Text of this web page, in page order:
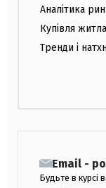
Аналітика
Купівля житла
Тренди і
Email -
Будьте в курсі